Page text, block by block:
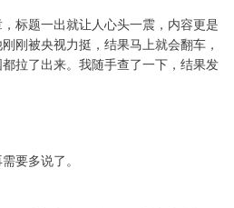
标题一出就让人心头一震，内容更是
刚被央视力挺，结果马上就会翻车，
拉了出来。我随手查了一下，结果发
要多说了。